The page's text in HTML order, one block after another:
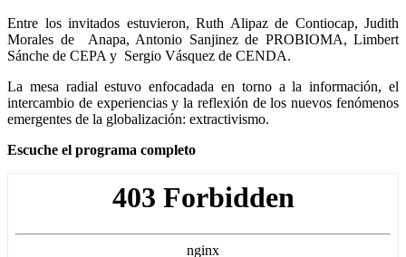
Entre los invitados estuvieron, Ruth Alipaz de Contiocap, Judith
Morales de Anapa, Antonio Sanjinez de PROBIOMA, Limbert
Sánche de CEPA y Sergio Vásquez de CENDA.
La mesa radial estuvo enfocadada en torno a la información, el
intercambio de experiencias y la reflexión de los nuevos fenómenos
emergentes de la globalización: extractivismo.
Escuche el programa completo